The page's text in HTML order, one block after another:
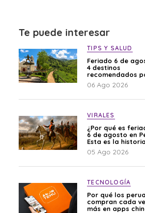
Te puede interesar
TIPS Y SALUD
Feriado 6 de
4 destinos
recomendados
disfrutar el
06 Ago 2026
VIRALES
¿Por qué es
6 de agosto en
Esta es la historia
05 Ago 2026
TECNOLOGÍA
Por qué los
compran cada
más en apps